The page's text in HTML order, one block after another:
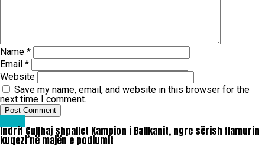
Name *
Email *
Website
Save my name, email, and website in this browser for the
next time I comment.
Indrit Çullhaj shpallet Kampion i Ballkanit, ngre sërish flamurin
kuqezi në majën e podiumit